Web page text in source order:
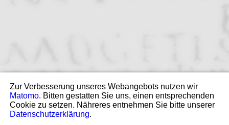
PIR | TELOTA - IT/DH
Berlin-Brandenburg Academy of Sciences and Humanities
Zur Verbesserung unseres Webangebots nutzen wir
Matomo. Bitten gestatten Sie uns, einen entsprechenden
Cookie zu setzen. Nähreres entnehmen Sie bitte unserer
Datenschutzerklärung.